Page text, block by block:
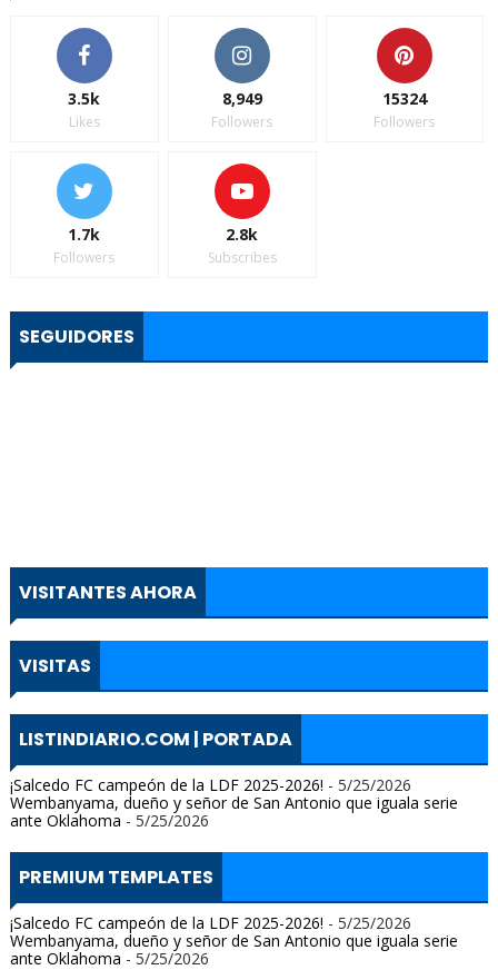
3.5k
Likes
8,949
Followers
15324
Followers
1.7k
Followers
2.8k
Subscribes
SEGUIDORES
VISITANTES AHORA
VISITAS
LISTINDIARIO.COM | PORTADA
¡Salcedo FC campeón de la LDF 2025-2026! - 5/25/2026
Wembanyama, dueño y señor de San Antonio que iguala serie
ante Oklahoma - 5/25/2026
PREMIUM TEMPLATES
¡Salcedo FC campeón de la LDF 2025-2026! - 5/25/2026
Wembanyama, dueño y señor de San Antonio que iguala serie
ante Oklahoma - 5/25/2026